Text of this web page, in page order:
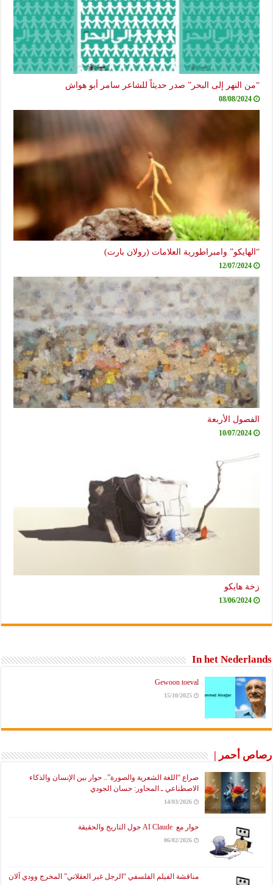
“من النهر إلى البحر” صدر حديثاً للشاعر سامر أبو هواش
08/08/2024
“الهايكو” وامبراطورية العلامات (رولان بارت)
12/07/2024
الفصول الأربعة
10/07/2024
زخة هايكو
13/06/2024
In het Nederlands
Gewoon toeval
15/10/2025
رصاص أحمر |
صراع “اللغة الشعرية والصورة”.. حوار بين الإنسان والذكاء
الاصطناعي ـ المحاور: حسان الجودي
14/03/2026
حوار مع AI Claude حول التاريخ والحقيقة
06/02/2026
مناقشة الفيلم الفلسفي “الرجل غير العقلاني” المخرج وودي آلان